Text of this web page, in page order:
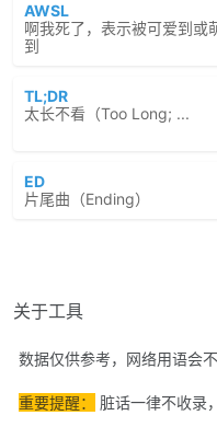
AWSL
啊我死了，表示被可爱到或
到
TL;DR
太长不看（Too Long; ...
ED
片尾曲（Ending）
关于工具
数据仅供参考，网络用语会
重要提醒： 脏话一律不收录